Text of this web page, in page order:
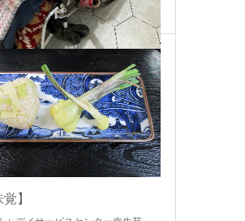
に行こう】
みやぎ台南生苑
】